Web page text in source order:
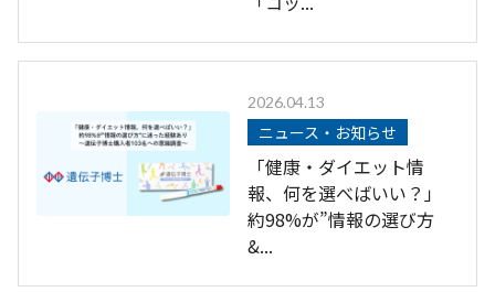
2026.04.13
ニュース・お知らせ
「健康・ダイエット情
報、何を選べばいい？」
約98%が”情報の選び方
&...